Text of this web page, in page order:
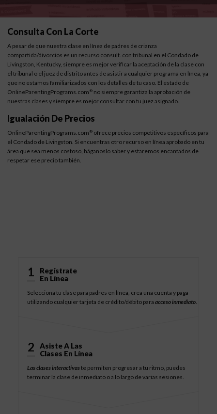
Consulta Con La Corte
A pesar de que nuestra clase en línea de padres de crianza
compartida/divorcios es un recurso consult. con tribunal en el Condado de
Livingston, Kentucky, siempre es mejor verificar la aceptación de la clase con
el tribunal o el juez de distrito antes de asistir a cualquier programa en línea, ya
que no estamos familiarizados con los detalles de tu caso. El estado de
OnlineParentingPrograms.com ® no siempre garantiza la aprobación de
nuestras clases y siempre es mejor consultar con tu juez asignado.
Igualación De Precios
OnlineParentingPrograms.com ® ofrece precios competitivos específicos para
el Condado de Livingston. Si encuentras otro recurso en línea aprobado en tu
área que sea menos costoso, háganoslo saber y estaremos encantados de
respetar ese precio también.
1
Regístrate
En Línea
Selecciona tu clase para padres en línea, crea una cuenta y paga
utilizando cualquier tarjeta de crédito/débito paraacceso inmediato.
2
Asiste A Las
Clases En Línea
Las clases interactivaste permiten progresar a tu ritmo, puedes
terminar la clase de inmediato o a lo largo de varias sesiones.